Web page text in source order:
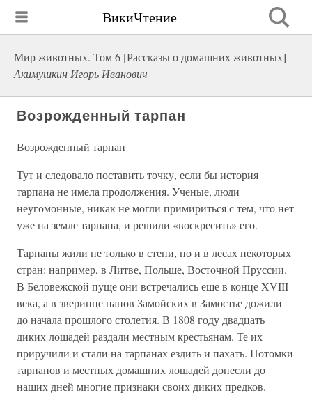
ВикиЧтение
Мир животных. Том 6 [Рассказы о домашних животных]
Акимушкин Игорь Иванович
Возрожденный тарпан
Возрожденный тарпан
Тут и следовало поставить точку, если бы история
тарпана не имела продолжения. Ученые, люди
неугомонные, никак не могли примириться с тем, что нет
уже на земле тарпана, и решили «воскресить» его.
Тарпаны жили не только в степи, но и в лесах некоторых
стран: например, в Литве, Польше, Восточной Пруссии.
В Беловежской пуще они встречались еще в конце XVIII
века, а в зверинце панов Замойских в Замостье дожили
до начала прошлого столетия. В 1808 году двадцать
диких лошадей раздали местным крестьянам. Те их
приручили и стали на тарпанах ездить и пахать. Потомки
тарпанов и местных домашних лошадей донесли до
наших дней многие признаки своих диких предков.